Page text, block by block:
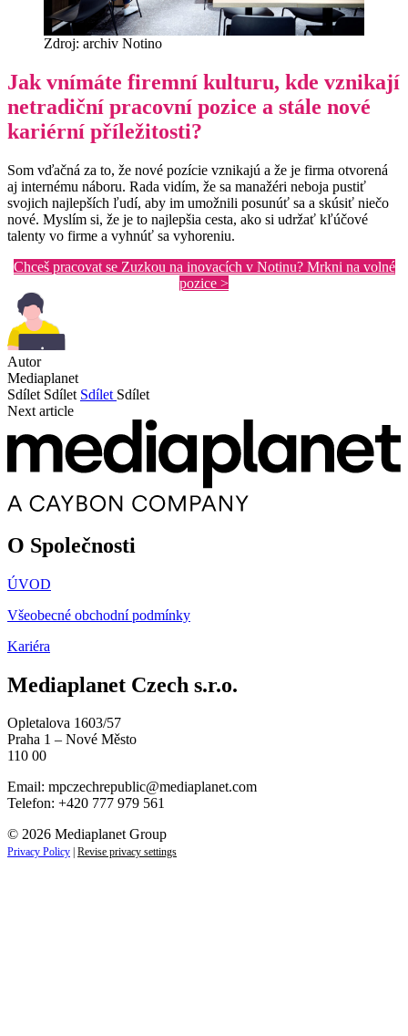
Zdroj: archiv Notino
Jak vnímáte firemní kulturu, kde vznikají
netradiční pracovní pozice a stále nové
kariérní příležitosti?
Som vďačná za to, že nové pozície vznikajú a že je firma otvorená
aj internému náboru. Rada vidím, že sa manažéri neboja pustiť
svojich najlepších ľudí, aby im umožnili posunúť sa a skúsiť niečo
nové. Myslím si, že je to najlepšia cesta, ako si udržať kľúčové
talenty vo firme a vyhnúť sa vyhoreniu.
Chceš pracovat se Zuzkou na inovacích v Notinu? Mrkni na volné
pozice >
Autor
Mediaplanet
Sdílet Sdílet Sdílet Sdílet
Next article
O Společnosti
ÚVOD
Všeobecné obchodní podmínky
Kariéra
Mediaplanet Czech s.r.o.
Opletalova 1603/57
Praha 1 – Nové Město
110 00
Email: mpczechrepublic@mediaplanet.com
Telefon: +420 777 979 561
© 2026 Mediaplanet Group
Privacy Policy Revise privacy settings